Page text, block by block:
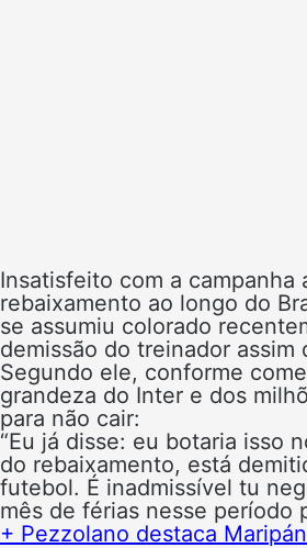
Insatisfeito com a campanha
rebaixamento ao longo do
se assumiu colorado
demissão do treinador
Segundo ele, conforme
grandeza do Inter e dos
para não cair:
“Eu já disse: eu botaria isso
do rebaixamento, está
futebol. É inadmissível tu
mês de férias nesse período
+ Pezzolano destaca